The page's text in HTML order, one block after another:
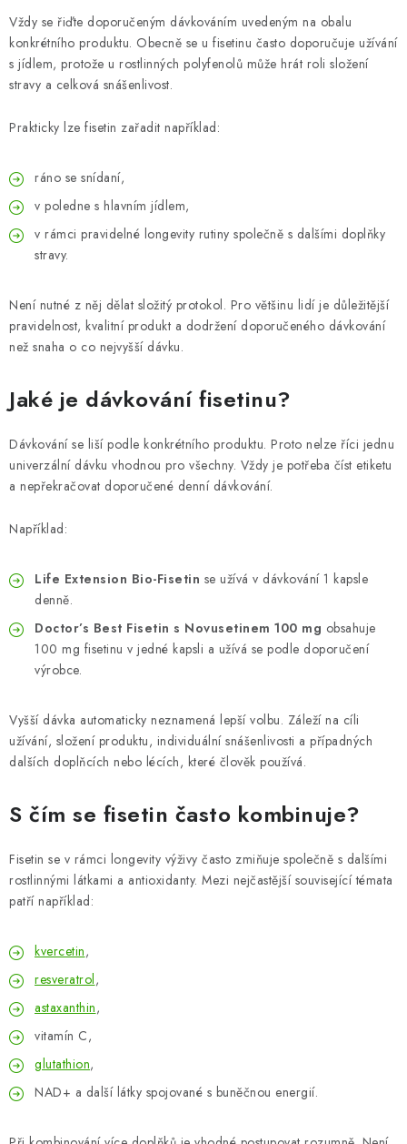
Vždy se řiďte doporučeným dávkováním uvedeným na obalu
konkrétního produktu. Obecně se u fisetinu často doporučuje užívání
s jídlem, protože u rostlinných polyfenolů může hrát roli složení
stravy a celková snášenlivost.
Prakticky lze fisetin zařadit například:
ráno se snídaní,
v poledne s hlavním jídlem,
v rámci pravidelné longevity rutiny společně s dalšími doplňky
stravy.
Není nutné z něj dělat složitý protokol. Pro většinu lidí je důležitější
pravidelnost, kvalitní produkt a dodržení doporučeného dávkování
než snaha o co nejvyšší dávku.
Jaké je dávkování fisetinu?
Dávkování se liší podle konkrétního produktu. Proto nelze říci jednu
univerzální dávku vhodnou pro všechny. Vždy je potřeba číst etiketu
a nepřekračovat doporučené denní dávkování.
Například:
Life Extension Bio-Fisetin se užívá v dávkování 1 kapsle
denně.
Doctor’s Best Fisetin s Novusetinem 100 mg obsahuje
100 mg fisetinu v jedné kapsli a užívá se podle doporučení
výrobce.
Vyšší dávka automaticky neznamená lepší volbu. Záleží na cíli
užívání, složení produktu, individuální snášenlivosti a případných
dalších doplňcích nebo lécích, které člověk používá.
S čím se fisetin často kombinuje?
Fisetin se v rámci longevity výživy často zmiňuje společně s dalšími
rostlinnými látkami a antioxidanty. Mezi nejčastější související témata
patří například:
kvercetin,
resveratrol,
astaxanthin,
vitamín C,
glutathion,
NAD+ a další látky spojované s buněčnou energií.